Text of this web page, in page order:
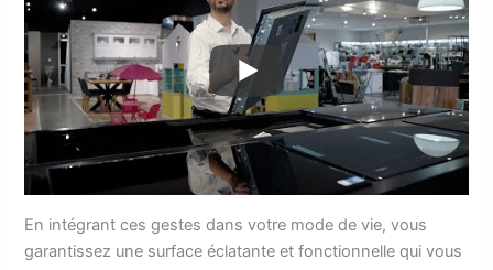
En intégrant ces gestes dans votre mode de vie, vous
garantissez une surface éclatante et fonctionnelle qui vous